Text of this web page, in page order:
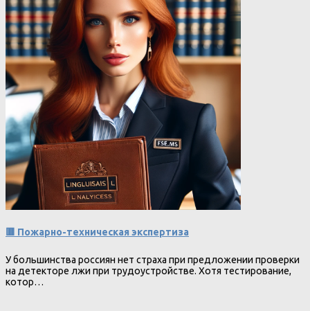
🟥 Пожарно-техническая экспертиза
У большинства россиян нет страха при предложении проверки
на детекторе лжи при трудоустройстве. Хотя тестирование,
котор…